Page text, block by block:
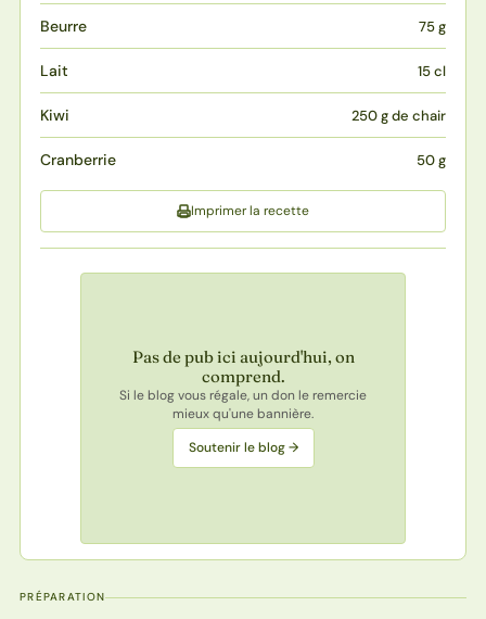
Beurre 75 g
Lait 15 cl
Kiwi 250 g de chair
Cranberrie 50 g
Imprimer la recette
Pas de pub ici aujourd'hui, on
comprend.
Si le blog vous régale, un don le remercie
mieux qu'une bannière.
Soutenir le blog →
PRÉPARATION